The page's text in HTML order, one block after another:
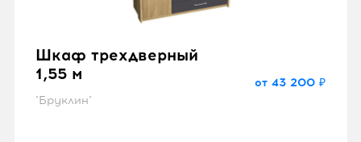
Шкаф трехдверный
1,55 м
"Бруклин"
от 43 200 ₽